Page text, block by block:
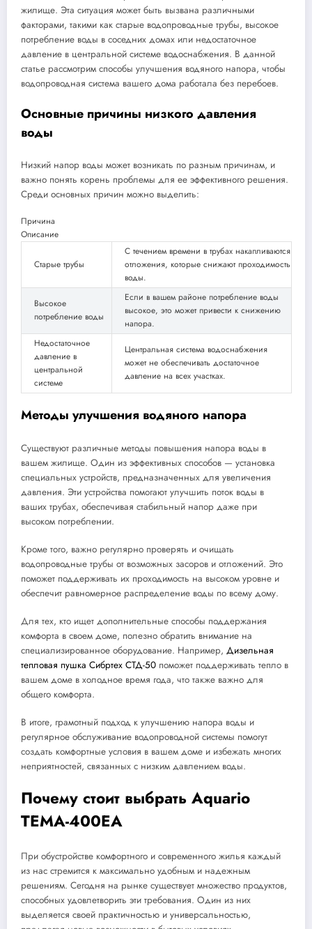
жилище. Эта ситуация может быть вызвана различными
факторами, такими как старые водопроводные трубы, высокое
потребление воды в соседних домах или недостаточное
давление в центральной системе водоснабжения. В данной
статье рассмотрим способы улучшения водяного напора, чтобы
водопроводная система вашего дома работала без перебоев.
Основные причины низкого давления
воды
Низкий напор воды может возникать по разным причинам, и
важно понять корень проблемы для ее эффективного решения.
Среди основных причин можно выделить:
Причина
Описание
Старые трубы
С течением времени в трубах накапливаются
отложения, которые снижают проходимость
воды.
Высокое
потребление воды
Если в вашем районе потребление воды
высокое, это может привести к снижению
напора.
Недостаточное
давление в
центральной
системе
Центральная система водоснабжения
может не обеспечивать достаточное
давление на всех участках.
Методы улучшения водяного напора
Существуют различные методы повышения напора воды в
вашем жилище. Один из эффективных способов — установка
специальных устройств, предназначенных для увеличения
давления. Эти устройства помогают улучшить поток воды в
ваших трубах, обеспечивая стабильный напор даже при
высоком потреблении.
Кроме того, важно регулярно проверять и очищать
водопроводные трубы от возможных засоров и отложений. Это
поможет поддерживать их проходимость на высоком уровне и
обеспечит равномерное распределение воды по всему дому.
Для тех, кто ищет дополнительные способы поддержания
комфорта в своем доме, полезно обратить внимание на
специализированное оборудование. Например, Дизельная
тепловая пушка Сибртех СТД-50 поможет поддерживать тепло в
вашем доме в холодное время года, что также важно для
общего комфорта.
В итоге, грамотный подход к улучшению напора воды и
регулярное обслуживание водопроводной системы помогут
создать комфортные условия в вашем доме и избежать многих
неприятностей, связанных с низким давлением воды.
Почему стоит выбрать Aquario
TEMA-400EA
При обустройстве комфортного и современного жилья каждый
из нас стремится к максимально удобным и надежным
решениям. Сегодня на рынке существует множество продуктов,
способных удовлетворить эти требования. Один из них
выделяется своей практичностью и универсальностью,